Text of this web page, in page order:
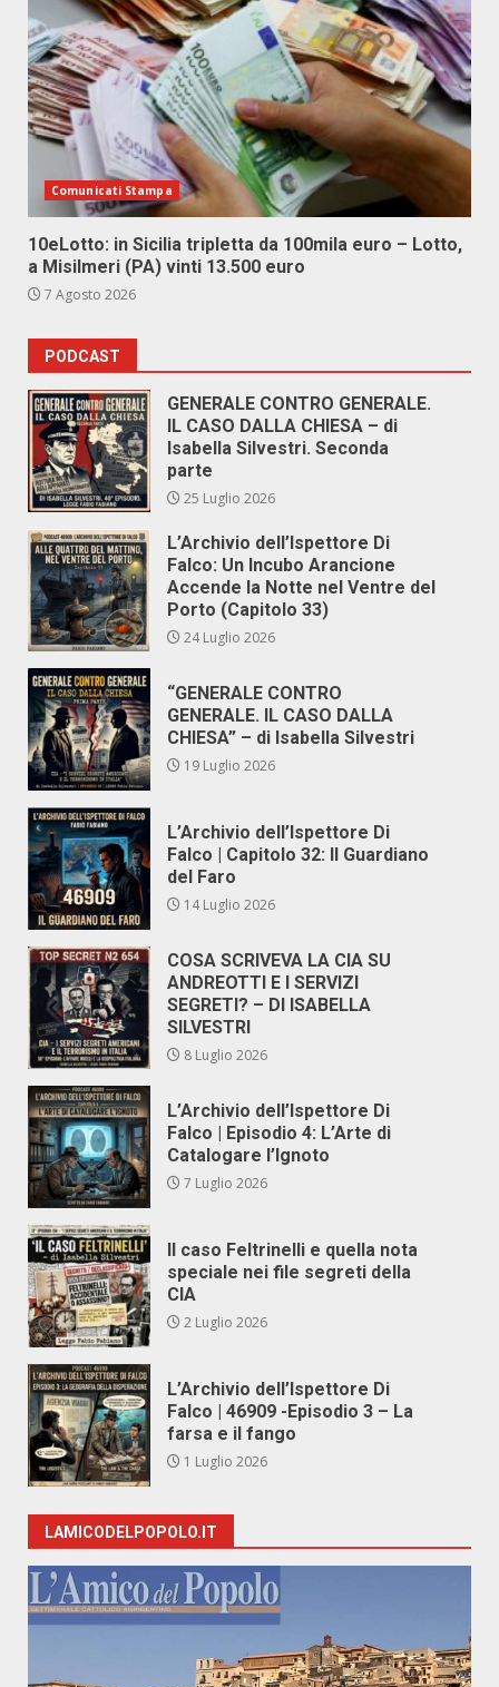
Comunicati Stampa
10eLotto: in Sicilia tripletta da 100mila euro – Lotto,
a Misilmeri (PA) vinti 13.500 euro
7 Agosto 2026
PODCAST
GENERALE CONTRO GENERALE.
IL CASO DALLA CHIESA – di
Isabella Silvestri. Seconda
parte
25 Luglio 2026
L’Archivio dell’Ispettore Di
Falco: Un Incubo Arancione
Accende la Notte nel Ventre del
Porto (Capitolo 33)
24 Luglio 2026
“GENERALE CONTRO
GENERALE. IL CASO DALLA
CHIESA” – di Isabella Silvestri
19 Luglio 2026
L’Archivio dell’Ispettore Di
Falco | Capitolo 32: Il Guardiano
del Faro
14 Luglio 2026
COSA SCRIVEVA LA CIA SU
ANDREOTTI E I SERVIZI
SEGRETI? – DI ISABELLA
SILVESTRI
8 Luglio 2026
L’Archivio dell’Ispettore Di
Falco | Episodio 4: L’Arte di
Catalogare l’Ignoto
7 Luglio 2026
Il caso Feltrinelli e quella nota
speciale nei file segreti della
CIA
2 Luglio 2026
L’Archivio dell’Ispettore Di
Falco | 46909 -Episodio 3 – La
farsa e il fango
1 Luglio 2026
LAMICODELPOPOLO.IT